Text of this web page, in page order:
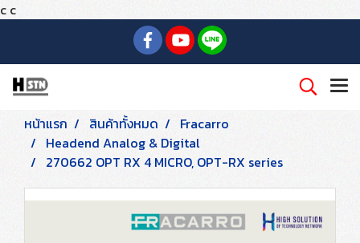
c c
หน้าแรก สินค้าทั้งหมด
Fracarro
Headend Analog & Digital
270662 OPT RX 4 MICRO, OPT-RX series